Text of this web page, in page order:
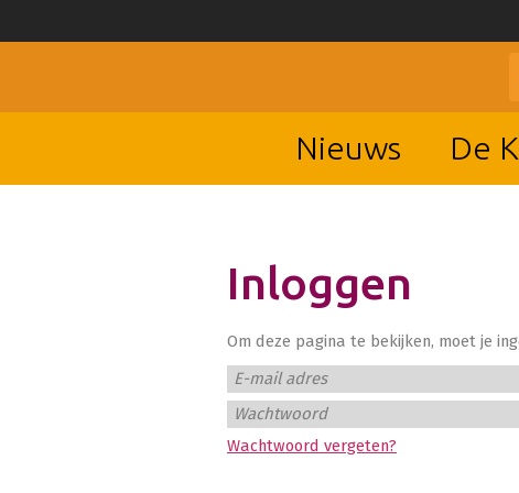
Nieuws De
Inloggen
Om deze pagina te bekijken, moet je
E-mail adres
Wachtwoord
Wachtwoord vergeten?